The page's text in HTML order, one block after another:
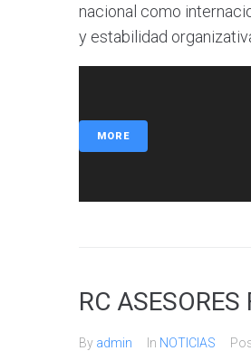
nacional como
y estabilidad
MORE
RC
By admin In NOTICIAS